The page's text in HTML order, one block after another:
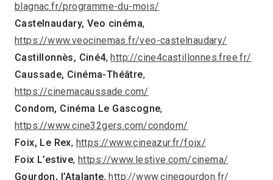
blagnac.fr/programme-du-mois/
Castelnaudary, Veo cinéma,
https://www.veocinemas.fr/veo-castelnaudary/
Castillonnès, Ciné4, http://cine4castillonnes.free.fr/
Caussade, Cinéma-Théâtre,
https://cinemacaussade.com/
Condom, Cinéma Le Gascogne,
https://www.cine32gers.com/condom/
Foix, Le Rex, https://www.cineazur.fr/foix/
Foix L’estive, https://www.lestive.com/cinema/
Gourdon, l’Atalante, http://www.cinegourdon.fr/